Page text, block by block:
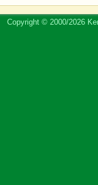
Copyright © 2000/2026